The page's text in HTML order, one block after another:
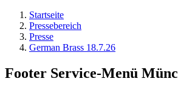
Startseite
Pressebereich
Presse
German Brass 18.7.26
Footer Service-Menü